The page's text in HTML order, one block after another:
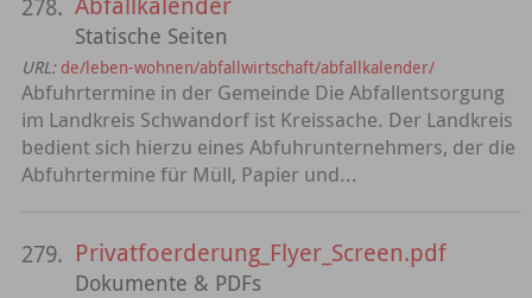
278.
Statische Seiten
URL: de/leben-wohnen/abfallwirtschaft/abfallkalender/
Abfuhrtermine in der Gemeinde Die Abfallentsorgung
im Landkreis Schwandorf ist Kreissache. Der Landkreis
bedient sich hierzu eines Abfuhrunternehmers, der die
Abfuhrtermine für Müll, Papier und...
279. Privatfoerderung_Flyer_Screen.pdf
Dokumente & PDFs